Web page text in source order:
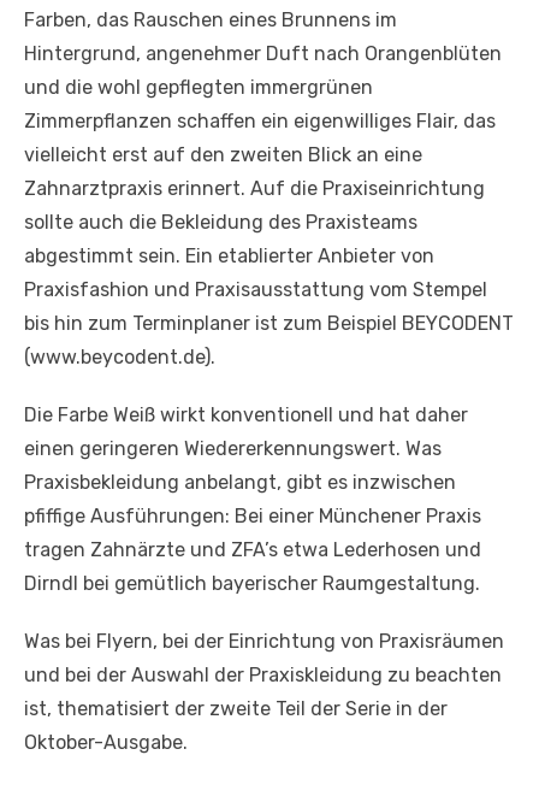
Farben, das Rauschen eines Brunnens im
Hintergrund, angenehmer Duft nach Orangenblüten
und die wohl gepflegten immergrünen
Zimmerpflanzen schaffen ein eigenwilliges Flair, das
vielleicht erst auf den zweiten Blick an eine
Zahnarztpraxis erinnert. Auf die Praxiseinrichtung
sollte auch die Bekleidung des Praxisteams
abgestimmt sein. Ein etablierter Anbieter von
Praxisfashion und Praxisausstattung vom Stempel
bis hin zum Terminplaner ist zum Beispiel BEYCODENT
(www.beycodent.de).
Die Farbe Weiß wirkt konventionell und hat daher
einen geringeren Wiedererkennungswert. Was
Praxisbekleidung anbelangt, gibt es inzwischen
pfiffige Ausführungen: Bei einer Münchener Praxis
tragen Zahnärzte und ZFA’s etwa Lederhosen und
Dirndl bei gemütlich bayerischer Raumgestaltung.
Was bei Flyern, bei der Einrichtung von Praxisräumen
und bei der Auswahl der Praxiskleidung zu beachten
ist, thematisiert der zweite Teil der Serie in der
Oktober-Ausgabe.